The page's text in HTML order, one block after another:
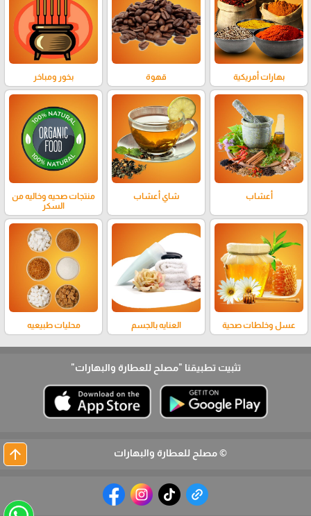
بهارات أمريكية قهوة بخور ومباخر
أعشاب شاي أعشاب
منتجات صحيه وخاليه من
السكر
عسل وخلطات صحية العنايه بالجسم محليات طبيعيه
تثبيت تطبيقنا "مصلح للعطارة والبهارات"
© مصلح للعطارة والبهارات arrow_upward